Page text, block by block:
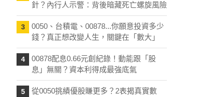
針？內行人示警：背後暗藏死亡螺旋風險
3
0050、台積電、00878...你願意投資多少
錢？真正想改變人生，關鍵在「數大」
4
00878配息0.66元創紀錄！動能跟「股
息」無關？資本利得成最強底氣
5
從0050挑績優股賺更多？2表揭真實數